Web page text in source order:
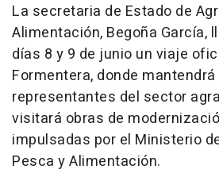
La secretaria de Estado de
Alimentación, Begoña García,
días 8 y 9 de junio un viaje
Formentera, donde
representantes del sector
visitará obras de
impulsadas por el Ministerio
Pesca y Alimentación.